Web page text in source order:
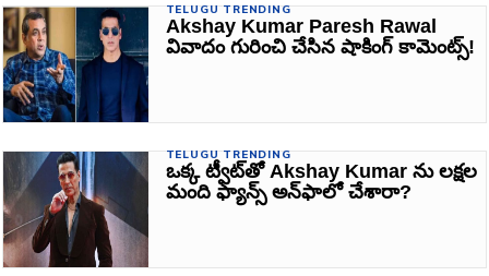
TELUGU TRENDING
Akshay Kumar Paresh Rawal
వివాదం గురించి చేసిన షాకింగ్ కామెంట్స్!
TELUGU TRENDING
ఒక్క ట్వీట్‌తో Akshay Kumar ను లక్షల
మంది ఫ్యాన్స్ అన్‌ఫాలో చేశారా?